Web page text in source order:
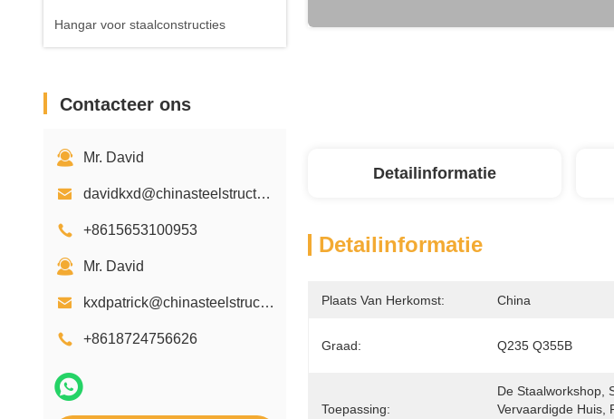
Hangar voor staalconstructies
Contacteer ons
Mr. David
davidkxd@chinasteelstructure.cn
+8615653100953
Mr. David
kxdpatrick@chinasteelstructure.cn
+8618724756626
Detailinformatie
Detailinformatie
Plaats Van Herkomst: China
Graad: Q235 Q355B
Toepassing:
De Staalworkshop,
Vervaardigde Huis,